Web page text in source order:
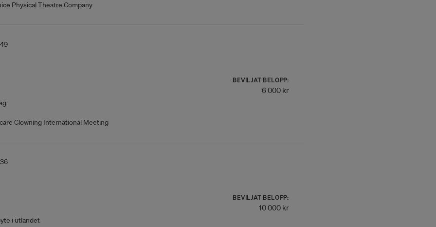
Physical Theatre Company
Clowning International Meeting
BEVILJAT BELOPP:
6 000 kr
i utlandet
BEVILJAT BELOPP:
10 000 kr